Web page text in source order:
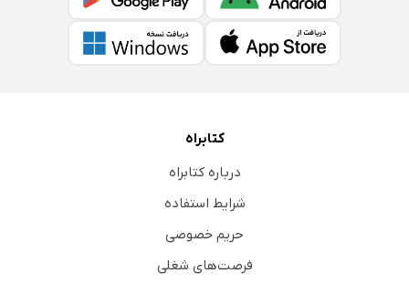
کتابراه
درباره کتابراه
شرایط استفاده
حریم خصوصی
فرصت‌های شغلی